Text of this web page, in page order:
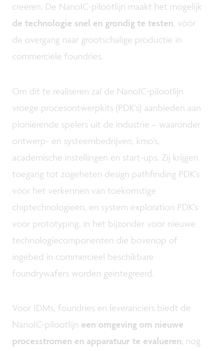
creëren. De NanoIC-pilootlijn maakt het mogelijk
de technologie snel en grondig te testen, vóór
de overgang naar grootschalige productie in
commerciële foundries.
Om dit te realiseren zal de NanoIC-pilootlijn
vroege procesontwerpkits (PDK’s) aanbieden aan
pionierende spelers uit de industrie – waaronder
ontwerp- en systeembedrijven, kmo’s,
academische instellingen en start-ups. Zij krijgen
toegang tot zogeheten design pathfinding PDK’s
voor het verkennen van toekomstige
chiptechnologieën, en system exploration PDK’s
voor prototyping, in het bijzonder voor nieuwe
technologiecomponenten die bovenop of
ingebed in commercieel beschikbare
foundrywafers worden geïntegreerd.
Voor IDMs, foundries en leveranciers biedt de
NanoIC-pilootlijn een omgeving om nieuwe
processtromen en apparatuur te evalueren, nog